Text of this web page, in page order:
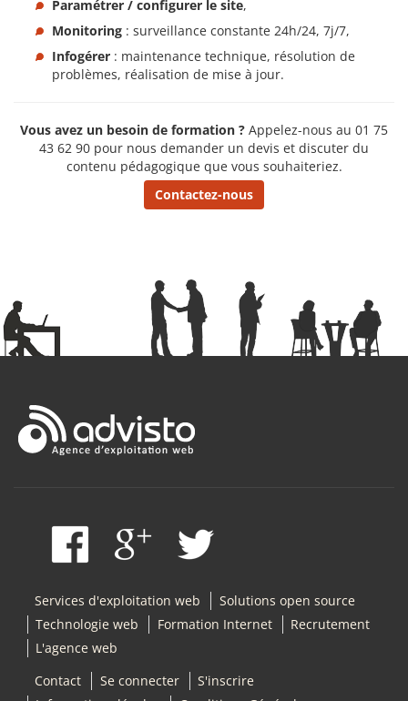
Paramétrer / configurer le site,
Monitoring : surveillance constante 24h/24, 7j/7,
Infogérer : maintenance technique, résolution de
problèmes, réalisation de mise à jour.
Vous avez un besoin de formation ? Appelez-nous au 01 75
43 62 90 pour nous demander un devis et discuter du
contenu pédagogique que vous souhaiteriez.
Contactez-nous
Services d'exploitation web
Solutions open source
Technologie web
Formation Internet
Recrutement
L'agence web
Contact
Se connecter
S'inscrire